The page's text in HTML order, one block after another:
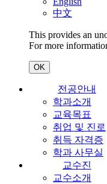
中文
This provides an
For more
OK
전공안내
학과소개
교육목표
취업 및 진로
취득 자격증
학과 사무실
교수진
교수소개